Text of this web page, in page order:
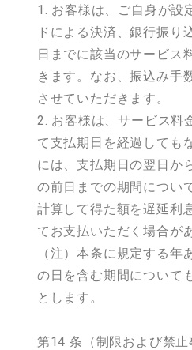
1. お客様は、ご自身が設
ドによる決済、銀行振り
日までに該当のサービス
きます。なお、振込み手
させていただきます。
2. お客様は、サービス料
て支払期日を経過しても
には、支払期日の翌日か
の前日までの期間につい
計算して得た額を遅延利
てお支払いただく場合が
（注）本条に規定する年
の日を含む期間について
とします。
第14 条（制限および禁止